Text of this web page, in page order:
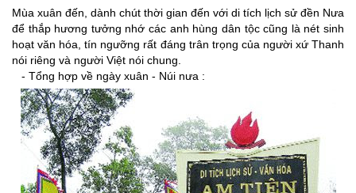
Mùa xuân đến, dành chút thời gian đến với di tích lịch sử đền Nưa
để thắp hương tưởng nhớ các anh hùng dân tộc cũng là nét sinh
hoạt văn hóa, tín ngưỡng rất đáng trân trọng của người xứ Thanh
nói riêng và người Việt nói chung.
- Tổng hợp về ngày xuân - Núi nưa :